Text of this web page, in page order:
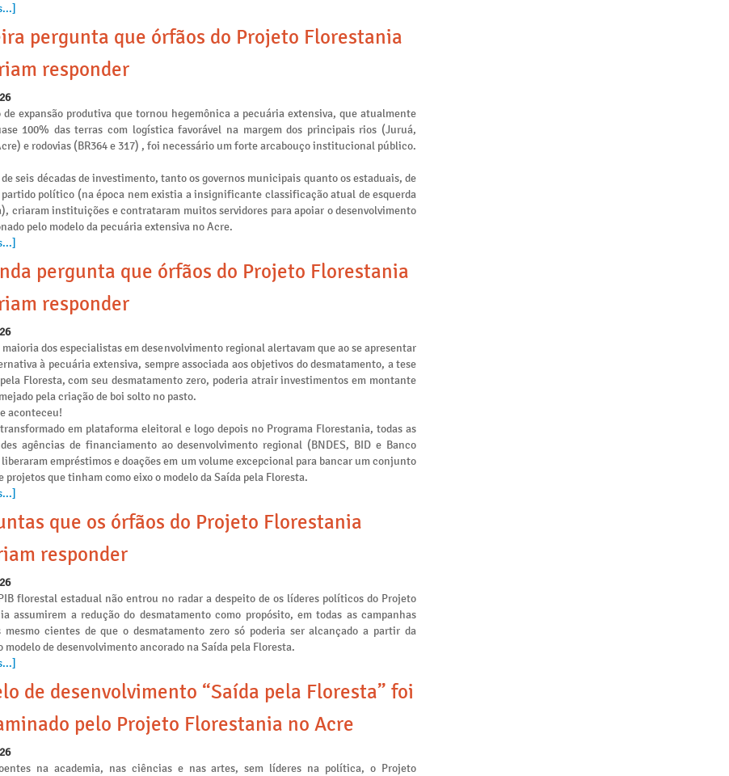
pergunta que órfãos do Projeto Florestania
responder
de expansão produtiva que tornou hegemônica a pecuária extensiva, que atualmente
100% das terras com logística favorável na margem dos principais rios (Juruá,
e rodovias (BR364 e 317) , foi necessário um forte arcabouço institucional público.
de seis décadas de investimento, tanto os governos municipais quanto os estaduais, de
político (na época nem existia a insignificante classificação atual de esquerda
criaram instituições e contrataram muitos servidores para apoiar o desenvolvimento
pelo modelo da pecuária extensiva no Acre.
pergunta que órfãos do Projeto Florestania
responder
dos especialistas em desenvolvimento regional alertavam que ao se apresentar
à pecuária extensiva, sempre associada aos objetivos do desmatamento, a tese
Floresta, com seu desmatamento zero, poderia atrair investimentos em montante
pela criação de boi solto no pasto.
aconteceu!
em plataforma eleitoral e logo depois no Programa Florestania, todas as
agências de financiamento ao desenvolvimento regional (BNDES, BID e Banco
empréstimos e doações em um volume excepcional para bancar um conjunto
projetos que tinham como eixo o modelo da Saída pela Floresta.
que os órfãos do Projeto Florestania
responder
florestal estadual não entrou no radar a despeito de os líderes políticos do Projeto
assumirem a redução do desmatamento como propósito, em todas as campanhas
mesmo cientes de que o desmatamento zero só poderia ser alcançado a partir da
modelo de desenvolvimento ancorado na Saída pela Floresta.
de desenvolvimento “Saída pela Floresta” foi
pelo Projeto Florestania no Acre
na academia, nas ciências e nas artes, sem líderes na política, o Projeto